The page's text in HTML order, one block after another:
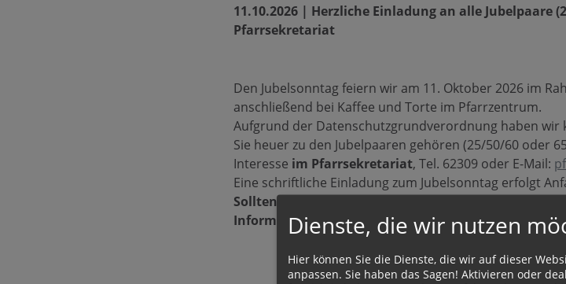
11.10.2026 | Herzliche Einladung an alle Jubelpaare
Pfarrsekretariat
Den Jubelsonntag feiern wir am 11. Oktober 2026 im
anschließend bei Kaffee und Torte im Pfarrzentrum.
Aufgrund der Datenschutzgrundverordnung haben wir
Sie heuer zu den Jubelpaaren gehören (25/50/60 oder
Interesse im Pfarrsekretariat, Tel. 62309 oder E-Mail:
Eine schriftliche Einladung zum Jubelsonntag erfolgt
Sollten Sie jemanden kennen, der heuer ein
Information weiterzuleiten.
Dienste, die wir nutzen
Hier können Sie die Dienste, die wir auf dieser
anpassen. Sie haben das Sagen! Aktivieren oder